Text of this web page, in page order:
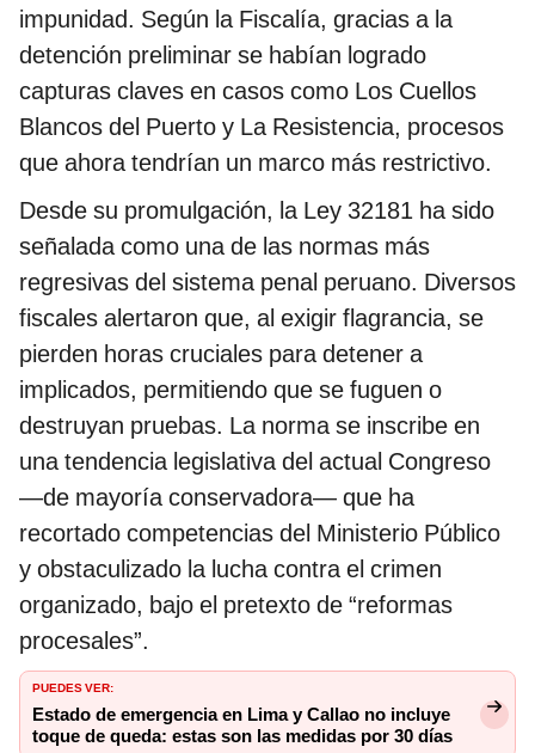
impunidad. Según la Fiscalía, gracias a la
detención preliminar se habían logrado
capturas claves en casos como Los Cuellos
Blancos del Puerto y La Resistencia, procesos
que ahora tendrían un marco más restrictivo.
Desde su promulgación, la Ley 32181 ha sido
señalada como una de las normas más
regresivas del sistema penal peruano. Diversos
fiscales alertaron que, al exigir flagrancia, se
pierden horas cruciales para detener a
implicados, permitiendo que se fuguen o
destruyan pruebas. La norma se inscribe en
una tendencia legislativa del actual Congreso
—de mayoría conservadora— que ha
recortado competencias del Ministerio Público
y obstaculizado la lucha contra el crimen
organizado, bajo el pretexto de “reformas
procesales”.
PUEDES VER:
Estado de emergencia en Lima y Callao no incluye
toque de queda: estas son las medidas por 30 días